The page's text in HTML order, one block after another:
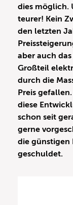
dies möglich.
teurer! Kein
den letzten
aber auch
Großteil
durch die
Preis
diese
schon seit
gerne
die günstigen
geschuldet.